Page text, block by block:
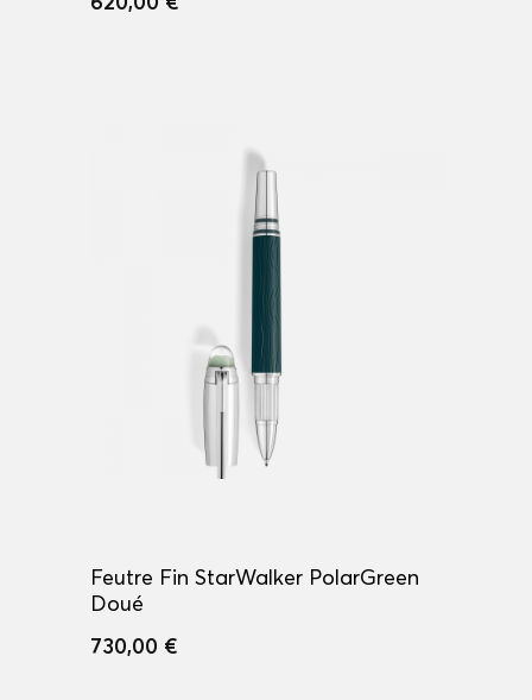
Feutre Fin StarWalker PolarGreen
Doué
730,00 €